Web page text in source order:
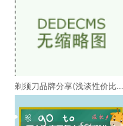
剃须刀品牌分享(浅谈性价比高
的剃须刀品牌）